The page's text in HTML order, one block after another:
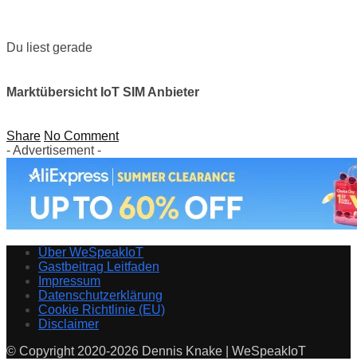
Du liest gerade
Marktübersicht IoT SIM Anbieter
Share No Comment
- Advertisement -
Über WeSpeakIoT
Gastbeitrag Leitfaden
Impressum
Datenschutzerklärung
Cookie Richtlinie (EU)
Disclaimer
© Copyright 2020-2026 Dennis Knake | WeSpeakIoT